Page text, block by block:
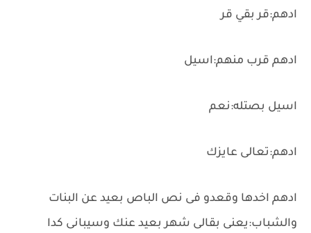
ادهم:قر بقي قر
ادهم قرب منهم:اسيل
اسيل بصتله:نعم
ادهم:تعالى عايزك
ادهم اخدها وقعدو فى نص الباص بعيد عن البنات
والشباب:يعنى بقالى شهر بعيد عنك وسيبانى كدا